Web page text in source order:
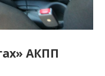
АКПП